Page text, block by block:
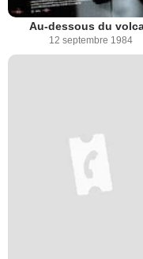
Au-dessous du
12 septembre 1984